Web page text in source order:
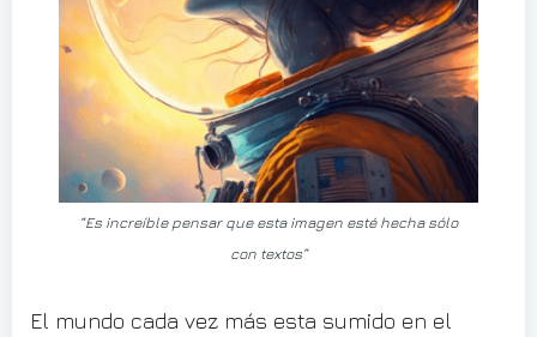
“Es increíble pensar que esta imagen esté hecha sólo
con textos”
El mundo cada vez más esta sumido en el